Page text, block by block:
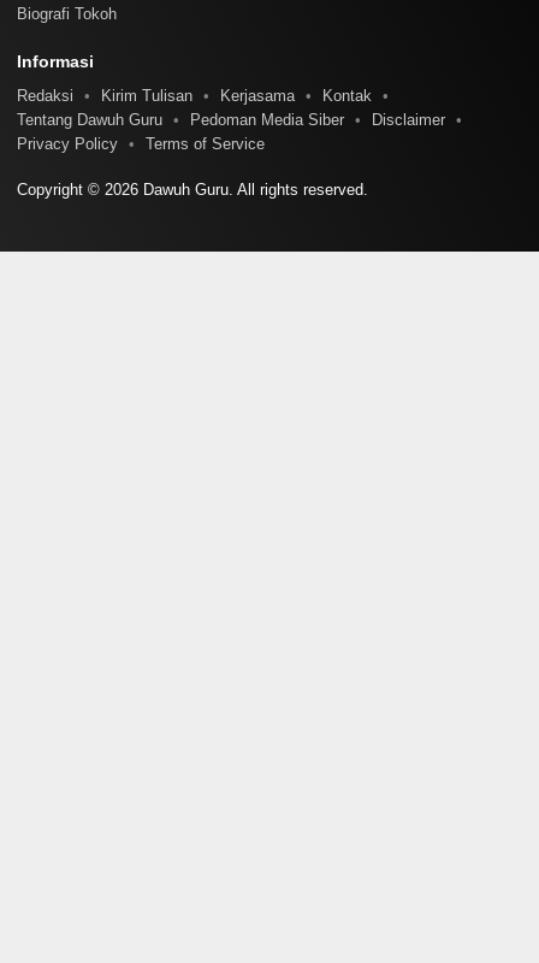
Biografi Tokoh
Informasi
Redaksi Kirim Tulisan Kerjasama
Kontak
Tentang Dawuh Guru
Pedoman Media Siber
Disclaimer
Privacy Policy
Terms of Service
Copyright © 2026 Dawuh Guru. All rights reserved.